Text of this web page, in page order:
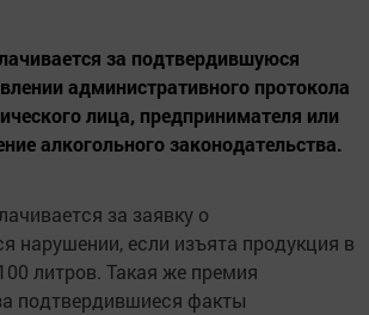
за подтвердившуюся
административного протокола
лица, предпринимателя или
алкогольного законодательства.
за заявку о
нарушении, если изъята продукция в
литров. Такая же премия
подтвердившиеся факты